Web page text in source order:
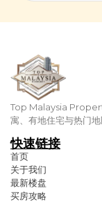
Top Malaysia
寓、有地住宅与热门地
快速链接
首页
关于我们
最新楼盘
买房攻略